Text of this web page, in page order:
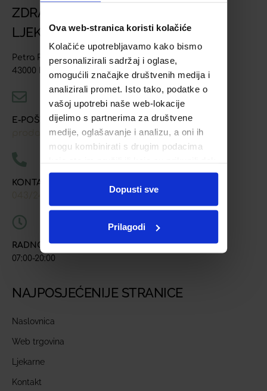
Ova web-stranica koristi kolačiće
Kolačiće upotrebljavamo kako bismo
personalizirali sadržaj i oglase,
omogućili značajke društvenih medija i
analizirali promet. Isto tako, podatke o
vašoj upotrebi naše web-lokacije
dijelimo s partnerima za društvene
medije, oglašavanje i analizu, a oni ih
mogu kombinirati s drugim podacima
ste upotrebljavali njihove usluge.
Dopusti sve
Prilagodi
ZDRAVSTVENA USTANOVA
LJEKARNA BJELOVAR
Petra Preradovića 4
43000 Bjelovar
E-POŠTA
prodaja@ljekarna-bjelovar.hr
KONTAKT TELEFONI
091/618-9163 091/603-8577
RADNO VRIJEME
07:00-20:00
NAJPOSJEĆENIJE STRANICE
Naslovnica
Web trgovina
Ljekarne
Kontakt